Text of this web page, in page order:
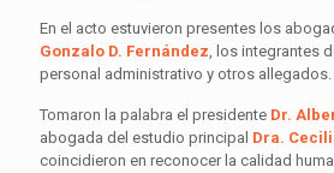
En el acto estuvieron presentes los
Gonzalo D. Fernández, los integrantes
personal administrativo y otros allegados.
Tomaron la palabra el presidente Dr.
abogada del estudio principal Dra.
coincidieron en reconocer la calidad